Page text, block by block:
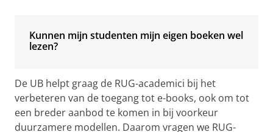
Kunnen mijn studenten mijn eigen boeken wel
lezen?
De UB helpt graag de RUG-academici bij het
verbeteren van de toegang tot e-books, ook om tot
een breder aanbod te komen in bij voorkeur
duurzamere modellen. Daarom vragen we RUG-